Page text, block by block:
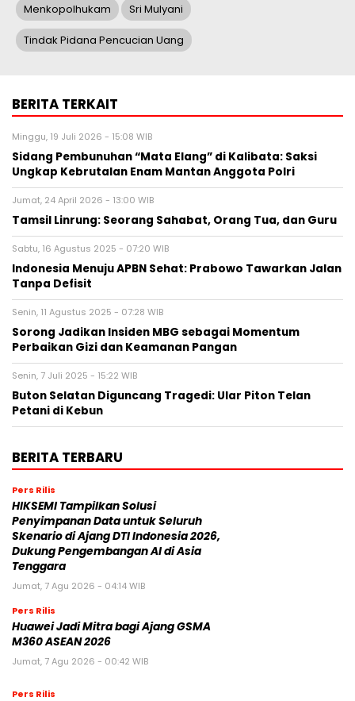
Menkopolhukam Sri Mulyani
Tindak Pidana Pencucian Uang
BERITA TERKAIT
Minggu, 19 Juli 2026 - 15:08 WIB
Sidang Pembunuhan “Mata Elang” di Kalibata: Saksi
Ungkap Kebrutalan Enam Mantan Anggota Polri
Jumat, 24 April 2026 - 13:00 WIB
Tamsil Linrung: Seorang Sahabat, Orang Tua, dan Guru
Sabtu, 16 Agustus 2025 - 07:20 WIB
Indonesia Menuju APBN Sehat: Prabowo Tawarkan Jalan
Tanpa Defisit
Senin, 11 Agustus 2025 - 07:28 WIB
Sorong Jadikan Insiden MBG sebagai Momentum
Perbaikan Gizi dan Keamanan Pangan
Senin, 7 Juli 2025 - 15:22 WIB
Buton Selatan Diguncang Tragedi: Ular Piton Telan
Petani di Kebun
BERITA TERBARU
Pers Rilis
HIKSEMI Tampilkan Solusi
Penyimpanan Data untuk Seluruh
Skenario di Ajang DTI Indonesia 2026,
Dukung Pengembangan AI di Asia
Tenggara
Jumat, 7 Agu 2026 - 04:14 WIB
Pers Rilis
Huawei Jadi Mitra bagi Ajang GSMA
M360 ASEAN 2026
Jumat, 7 Agu 2026 - 00:42 WIB
Pers Rilis